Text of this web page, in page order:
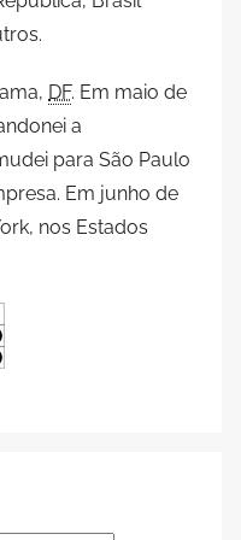
DF. Em maio de
a
para São Paulo
Em junho de
nos Estados